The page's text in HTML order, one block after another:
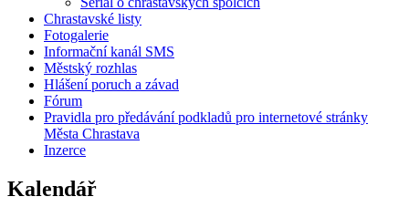
Chrastavské listy
Fotogalerie
Informační kanál SMS
Městský rozhlas
Hlášení poruch a závad
Fórum
Pravidla pro předávání podkladů pro internetové stránky
Města Chrastava
Inzerce
Kalendář